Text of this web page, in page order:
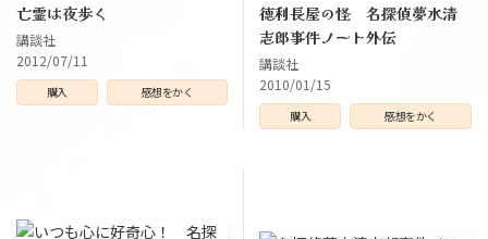
亡霊は夜歩く
講談社
2012/07/11
購入 感想をかく
徳利長屋の怪 名探偵夢水清
志郎事件ノート外伝
講談社
2010/01/15
購入 感想をかく